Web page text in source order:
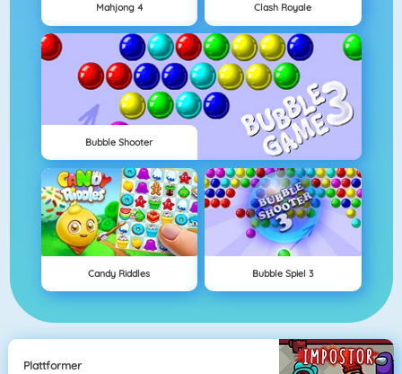
Mahjong 4 Clash Royale
Bubble Shooter
Candy Riddles Bubble Spiel 3
Plattformer